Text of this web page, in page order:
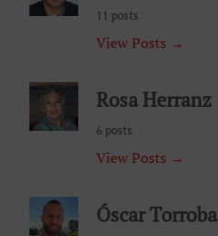
11 posts
View Posts →
Rosa Herranz
6 posts
View Posts →
Óscar Torroba